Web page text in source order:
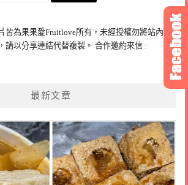
皆為果果愛Fruitlove所有，未經授權勿將站內之
請以分享連結代替複製。 合作邀約來信 :
最新文章